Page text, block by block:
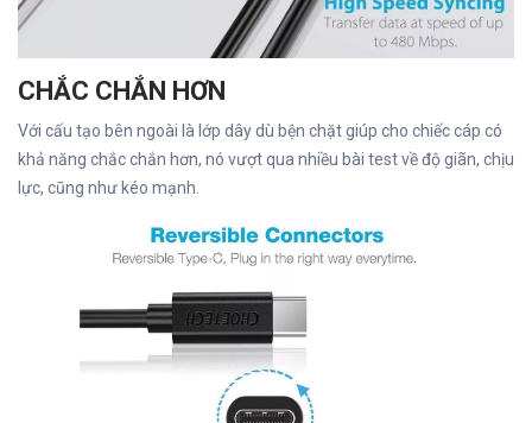
CHẮC CHẮN HƠN
Với cấu tạo bên ngoài là lớp dây dù bện chặt giúp cho chiếc cáp có
khả năng chắc chắn hơn, nó vượt qua nhiều bài test về độ giãn, chịu
lực, cũng như kéo mạnh.